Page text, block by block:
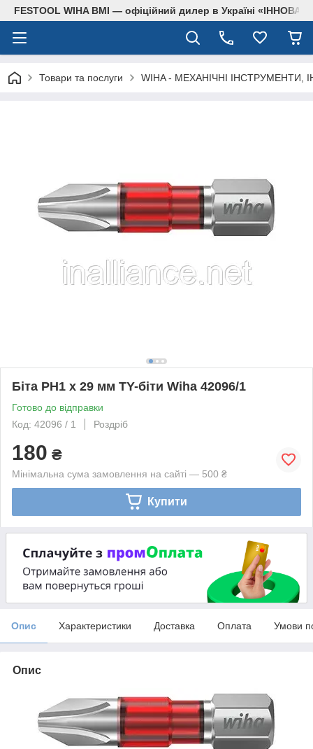
FESTOOL WIHA BMI — офіційний дилер в Україні
Товари та послуги WIHA - МЕХАНІЧНІ ІНСТРУМЕНТИ,
Біта PH1 х 29 мм TY-біти Wiha 42096/1
Готово до відправки
Код: 42096 / 1
Роздріб
180 ₴
Мінімальна сума замовлення на сайті — 500 ₴
Купити
Опис Характеристики Доставка Оплата Умови
Опис